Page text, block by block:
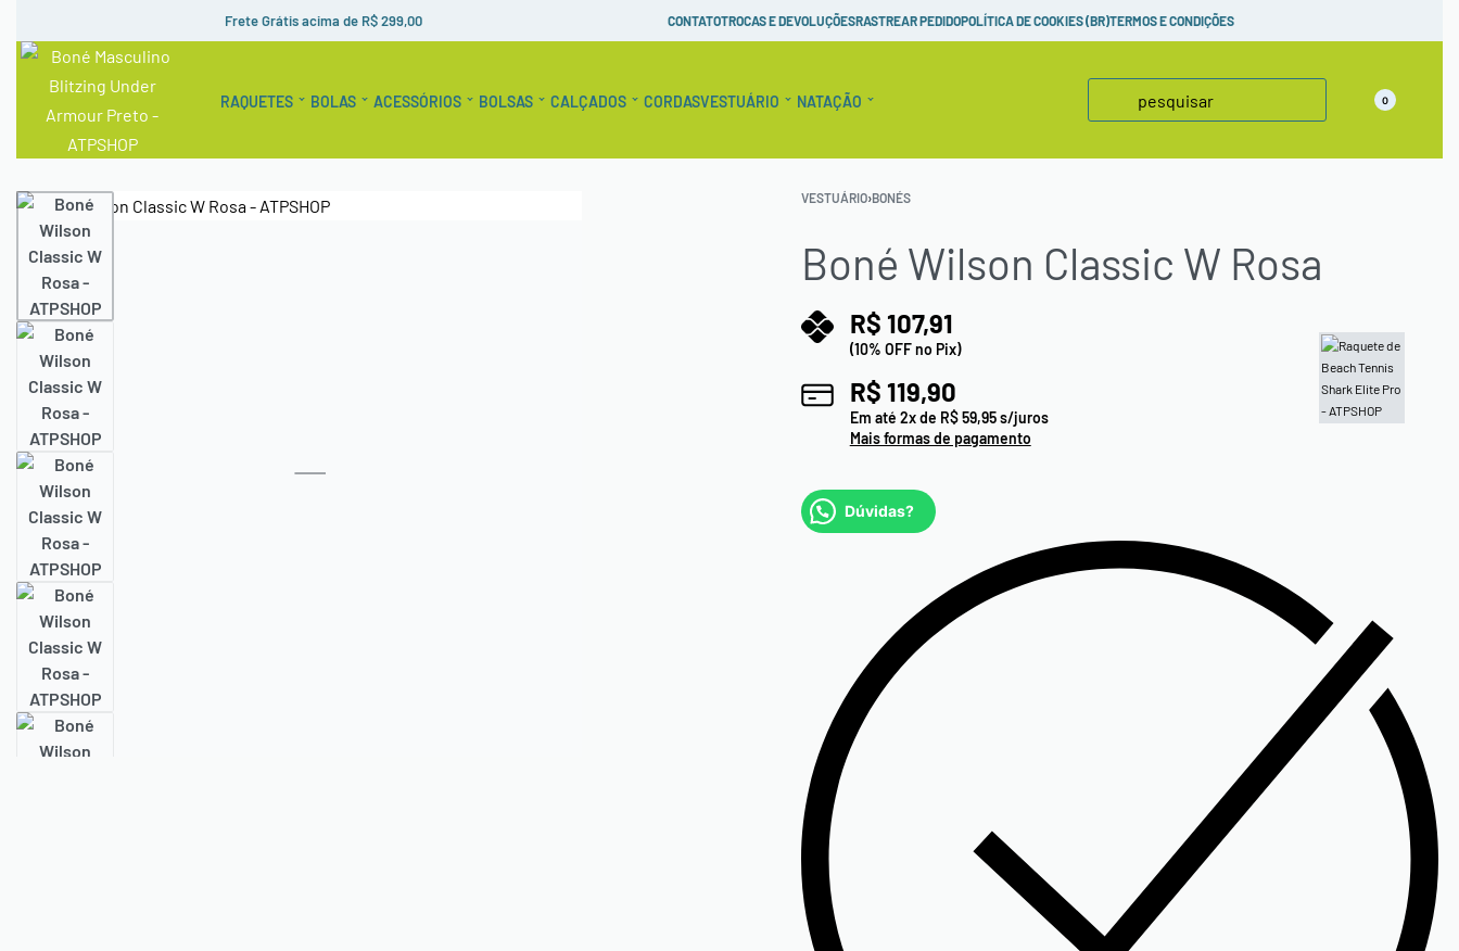
Frete Grátis acima de R$ 299,00 Pague em até 10x Sem Juros! Raquetes de Tênis Personalizadas,confira!
CONTATOTROCAS E DEVOLUÇÕESRASTREAR PEDIDOPOLÍTICA DE COOKIES (BR)TERMOS E CONDIÇÕES
RAQUETES BOLAS ACESSÓRIOS BOLSAS CALÇADOS CORDASVESTUÁRIO NATAÇÃO 0
VESTUÁRIO›BONÉS
Boné Wilson Classic W Rosa
R$ 107,91
(10% OFF no Pix)
R$ 119,90
Em até 2x de R$59,95s/juros
Mais formas de pagamento
Dúvidas?